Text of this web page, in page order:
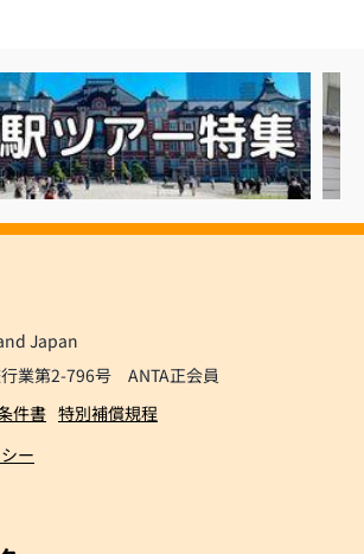
Japan
業第2-796号 ANTA正会員
件書 特別補償規程
ー